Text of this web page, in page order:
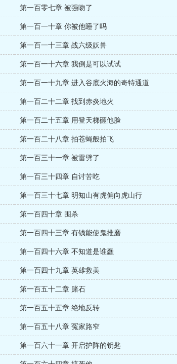
第一百零七章 被强吻了
第一百一十章 你被他睡了吗
第一百一十三章 战六级妖兽
第一百一十六章 我倒是可以试试
第一百一十九章 进入谷底火海的奇特通道
第一百二十二章 找到赤炎地火
第一百二十五章 用登天梯砸他脸
第一百二十八章 拍苍蝇般拍飞
第一百三十一章 被雷劈了
第一百三十四章 自讨苦吃
第一百三十七章 明知山有虎偏向虎山行
第一百四十章 围杀
第一百四十三章 有钱能使鬼推磨
第一百四十六章 不知道是谁蠢
第一百四十九章 英雄救美
第一百五十二章 赌石
第一百五十五章 绝地反转
第一百五十八章 冤家路窄
第一百六十一章 开启护阵的钥匙